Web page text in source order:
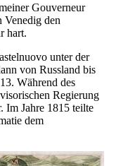
Gouverneur
den
hart.
unter der
von Russland bis
Während des
Regierung
Im Jahre 1815 teilte
dem